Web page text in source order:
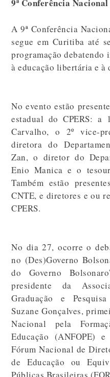
9ª Conferência
A 9ª Conferência
segue em Curitiba até
programação debatendo
à educação libertária e à
No evento estão
estadual do CPERS: a
Carvalho, o 2º vice-
diretora do
Zan, o diretor do
Enio Manica e o
Também estão
CNTE, e diretores e ou
CPERS.
No dia 27, ocorre o
no (Des)Governo
do Governo
presidente da
Graduação e
Suzane Gonçalves,
Nacional pela
Educação (ANFOPE)
Fórum Nacional de
de Educação ou